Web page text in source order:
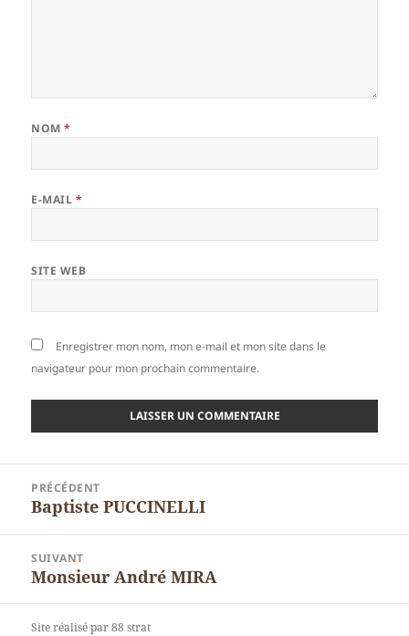
NOM*
E-MAIL *
SITE WEB
Enregistrer mon nom, mon e-mail et mon site dans le
navigateur pour mon prochain commentaire.
l’article
PRÉCÉDENT
Article
Baptiste PUCCINELLI
SUIVANT
Article
Monsieur André MIRA
Site réalisé par 88 strat